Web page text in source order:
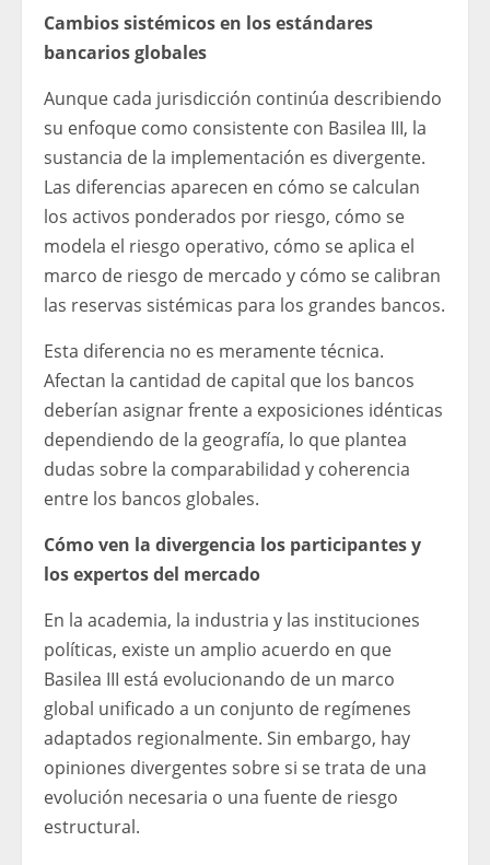
Cambios sistémicos en los estándares
bancarios globales
Aunque cada jurisdicción continúa describiendo
su enfoque como consistente con Basilea III, la
sustancia de la implementación es divergente.
Las diferencias aparecen en cómo se calculan
los activos ponderados por riesgo, cómo se
modela el riesgo operativo, cómo se aplica el
marco de riesgo de mercado y cómo se calibran
las reservas sistémicas para los grandes bancos.
Esta diferencia no es meramente técnica.
Afectan la cantidad de capital que los bancos
deberían asignar frente a exposiciones idénticas
dependiendo de la geografía, lo que plantea
dudas sobre la comparabilidad y coherencia
entre los bancos globales.
Cómo ven la divergencia los participantes y
los expertos del mercado
En la academia, la industria y las instituciones
políticas, existe un amplio acuerdo en que
Basilea III está evolucionando de un marco
global unificado a un conjunto de regímenes
adaptados regionalmente. Sin embargo, hay
opiniones divergentes sobre si se trata de una
evolución necesaria o una fuente de riesgo
estructural.